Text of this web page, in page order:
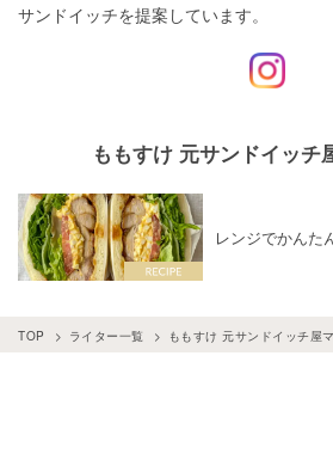
サンドイッチを提案しています。
ももすけ 元サンドイッチ
レンジでかんた
TOP ライター一覧 ももすけ 元サンドイッチ屋